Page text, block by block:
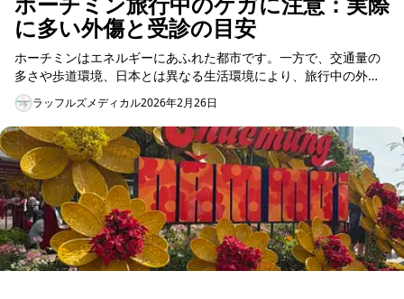
に多い外傷と受診の目安
ホーチミンはエネルギーにあふれた都市です。一方で、交通量の
多さや歩道環境、日本とは異なる生活環境により、旅行中の外傷
トラブルでクリニックを受診される方が少なくありません。本記
事では、実際...
ラッフルズメディカル2026年2月26日